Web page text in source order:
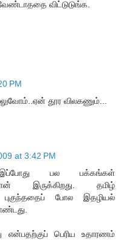
விட்டுடுங்க.
PM
தூர விலகணும்...
at 3:42 PM
பல பக்கங்கள்
இருக்கிறது. தமிழ்
புகுந்ததைப் போல இதழியல்
என்பதற்குப் பெரிய உதாரணம்